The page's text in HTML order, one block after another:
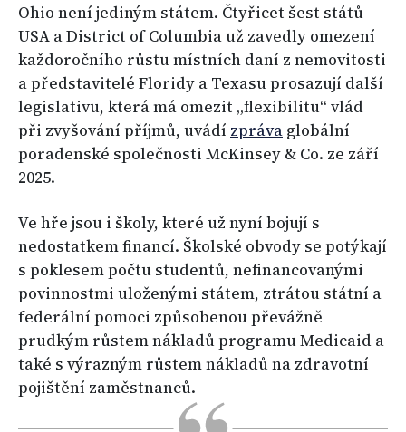
Ohio není jediným státem. Čtyřicet šest států
USA a District of Columbia už zavedly omezení
každoročního růstu místních daní z nemovitosti
a představitelé Floridy a Texasu prosazují další
legislativu, která má omezit „flexibilitu“ vlád
při zvyšování příjmů, uvádí zpráva globální
poradenské společnosti McKinsey & Co. ze září
2025.
Ve hře jsou i školy, které už nyní bojují s
nedostatkem financí. Školské obvody se potýkají
s poklesem počtu studentů, nefinancovanými
povinnostmi uloženými státem, ztrátou státní a
federální pomoci způsobenou převážně
prudkým růstem nákladů programu Medicaid a
také s výrazným růstem nákladů na zdravotní
pojištění zaměstnanců.